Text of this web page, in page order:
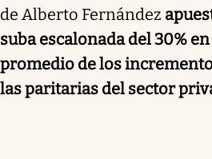
de Alberto Fernández
suba escalonada del 30%
promedio de los
las paritarias del sector